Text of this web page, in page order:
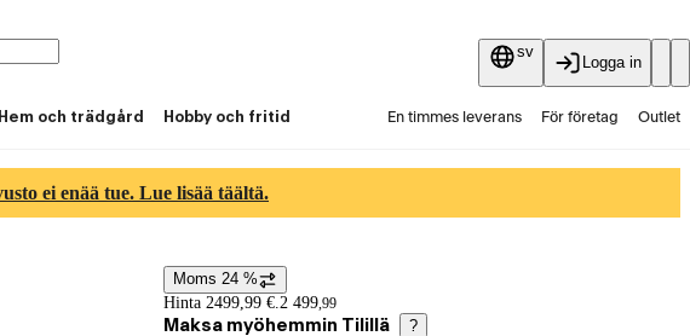
sv
Logga in
Hem och trädgård Hobby och fritid En timmes leverans För företag Outlet
ei enää tue. Lue lisää täältä.
Prisinformation
Moms 24 %
Hinta 2499,99 €. 2 499,99
Maksa myöhemmin Tilillä ?